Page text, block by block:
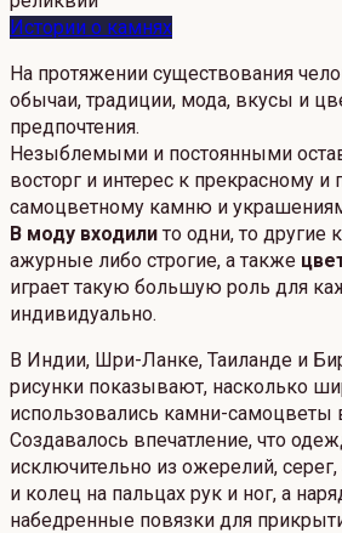
Истории о камнях
На протяжении существования
обычаи, традиции, мода, вкусы и
предпочтения.
Незыблемыми и постоянными
восторг и интерес к прекрасному
самоцветному камню и
В моду входили то одни, то другие
ажурные либо строгие, а также
играет такую большую роль для
индивидуально.
В Индии, Шри-Ланке, Таиланде и
рисунки показывают, насколько
использовались камни-самоцветы
Создавалось впечатление, что
исключительно из ожерелий,
и колец на пальцах рук и ног, а
набедренные повязки для